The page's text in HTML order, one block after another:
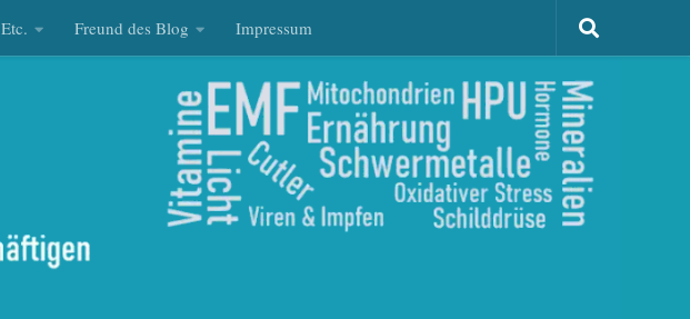
Etc. Freund des Blog Impressum